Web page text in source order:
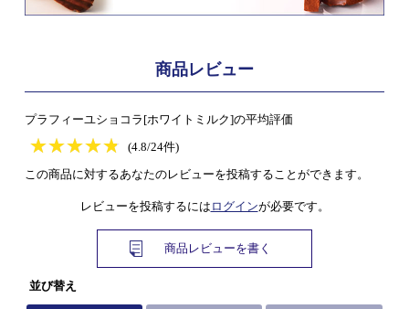
商品レビュー
プラフィーユショコラ[ホワイトミルク]の平均評価
★★★★★
★★★★★
(4.8/24件)
この商品に対するあなたのレビューを投稿することができます。
レビューを投稿するには ログインが必要です。
商品レビューを書く
並び替え